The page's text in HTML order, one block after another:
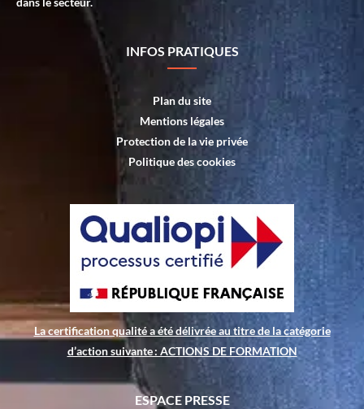
INFOS PRATIQUES
Plan du site
Mentions légales
Protection de la vie privée
Politique des cookies
La certification qualité a été délivrée au titre de la catégorie
d’action suivante : ACTIONS DE FORMATION
ESPACE PRESSE